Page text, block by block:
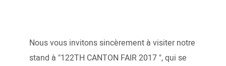
Nous vous invitons sincèrement à visiter notre
stand à "122TH CANTON FAIR 2017 ", qui se